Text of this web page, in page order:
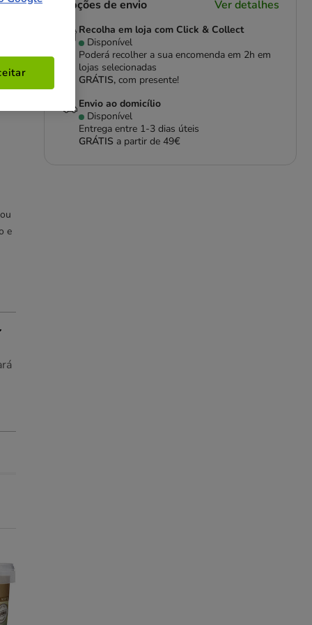
e
Opções de envio Ver detalhes
Recolha em loja com Click & Collect
Disponível
Poderá recolher a sua encomenda em 2h em
lojas selecionadas
GRÁTIS,com presente!
Envio ao domicílio
Disponível
Entrega entre 1-3 dias úteis
GRÁTIS a partir de 49€